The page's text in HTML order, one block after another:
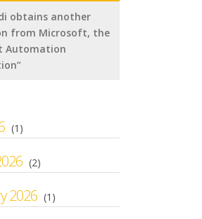
obtains another
from Microsoft, the
Automation
(1)
(2)
2026 (1)